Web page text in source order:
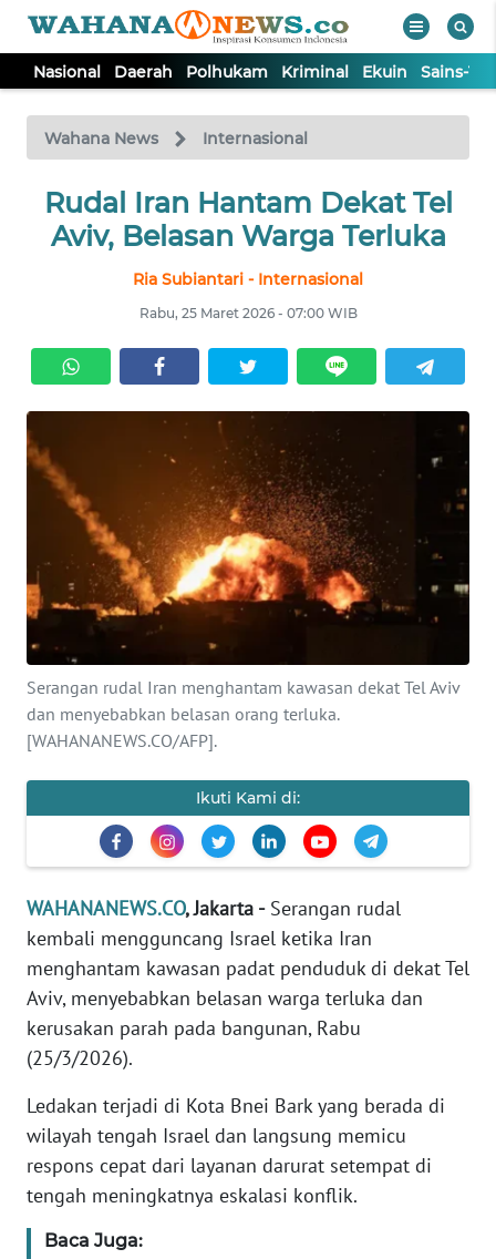
Nasional Daerah Polhukam Kriminal Ekuin Sains-
Wahana News Internasional
Rudal Iran Hantam Dekat Tel
Aviv, Belasan Warga Terluka
Ria Subiantari - Internasional
Rabu, 25 Maret 2026 - 07:00 WIB
Serangan rudal Iran menghantam kawasan dekat Tel Aviv
dan menyebabkan belasan orang terluka.
[WAHANANEWS.CO/AFP].
Ikuti Kami di:
WAHANANEWS.CO, Jakarta -Serangan rudal
kembali mengguncang Israel ketika Iran
menghantam kawasan padat penduduk di dekat Tel
Aviv, menyebabkan belasan warga terluka dan
kerusakan parah pada bangunan, Rabu
(25/3/2026).
Ledakan terjadi di Kota Bnei Bark yang berada di
wilayah tengah Israel dan langsung memicu
respons cepat dari layanan darurat setempat di
tengah meningkatnya eskalasi konflik.
Baca Juga:
TV
Tutup
NASIONAL
KRIMINAL
EKUIN
SAINS-TEKNO
KESEHATAN
INTERNASIONAL
SERBA-SERBI
PENDIDIKAN
OLAHRAGA
EDITORIAL
Informasi
INDEKS
BERITA
KONTAK
INFO
IKLAN